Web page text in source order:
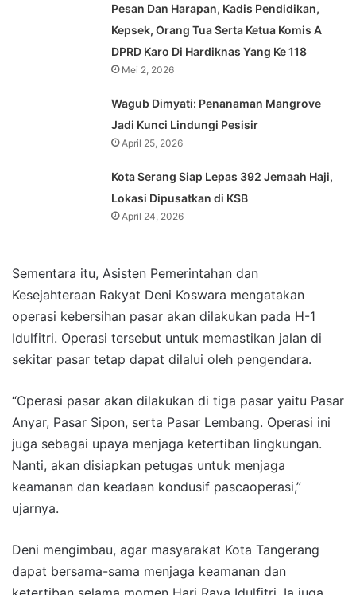
Pesan Dan Harapan, Kadis Pendidikan,
Kepsek, Orang Tua Serta Ketua Komis A
DPRD Karo Di Hardiknas Yang Ke 118
Mei 2, 2026
Wagub Dimyati: Penanaman Mangrove
Jadi Kunci Lindungi Pesisir
April 25, 2026
Kota Serang Siap Lepas 392 Jemaah Haji,
Lokasi Dipusatkan di KSB
April 24, 2026
Sementara itu, Asisten Pemerintahan dan
Kesejahteraan Rakyat Deni Koswara mengatakan
operasi kebersihan pasar akan dilakukan pada H-1
Idulfitri. Operasi tersebut untuk memastikan jalan di
sekitar pasar tetap dapat dilalui oleh pengendara.
“Operasi pasar akan dilakukan di tiga pasar yaitu Pasar
Anyar, Pasar Sipon, serta Pasar Lembang. Operasi ini
juga sebagai upaya menjaga ketertiban lingkungan.
Nanti, akan disiapkan petugas untuk menjaga
keamanan dan keadaan kondusif pascaoperasi,”
ujarnya.
Deni mengimbau, agar masyarakat Kota Tangerang
dapat bersama-sama menjaga keamanan dan